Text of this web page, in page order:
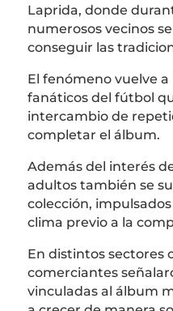
Laprida, donde
numerosos vecinos
conseguir las
El fenómeno vuelve
fanáticos del fútbol
intercambio de
completar el álbum.
Además del interés
adultos también se
colección,
clima previo a la
En distintos sectores
comerciantes
vinculadas al álbum